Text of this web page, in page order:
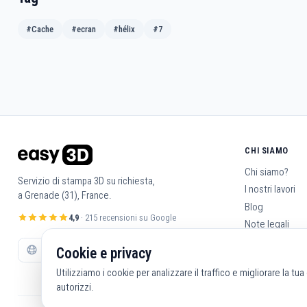
#Cache #ecran #hélix #7
Servizio di stampa 3D su richiesta,
a Grenade (31), France.
4,9· 215 recensioni su Google
CHI SIAMO
Chi siamo?
I nostri lavori
Blog
Note legali
Cookie e privacy
Utilizziamo i cookie per analizzare il traffico e migliorare la
autorizzi.